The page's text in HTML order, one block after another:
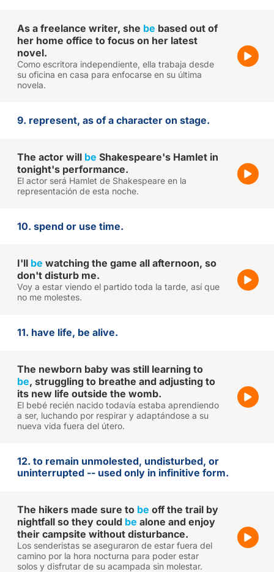
As a freelance writer, she be based out of
her home office to focus on her latest
novel.
Como escritora independiente, ella trabaja desde
su oficina en casa para enfocarse en su última
novela.
9. represent, as of a character on stage.
The actor will be Shakespeare's Hamlet in
tonight's performance.
El actor será Hamlet de Shakespeare en la
representación de esta noche.
10. spend or use time.
I'll be watching the game all afternoon, so
don't disturb me.
Voy a estar viendo el partido toda la tarde, así que
no me molestes.
11. have life, be alive.
The newborn baby was still learning to
be, struggling to breathe and adjusting to
its new life outside the womb.
El bebé recién nacido todavía estaba aprendiendo
a ser, luchando por respirar y adaptándose a su
nueva vida fuera del útero.
12. to remain unmolested, undisturbed, or
uninterrupted -- used only in infinitive form.
The hikers made sure to be off the trail by
nightfall so they could be alone and enjoy
their campsite without disturbance.
Los senderistas se aseguraron de estar fuera del
camino por la hora nocturna para poder estar
solos y disfrutar de su acampada sin molestar.